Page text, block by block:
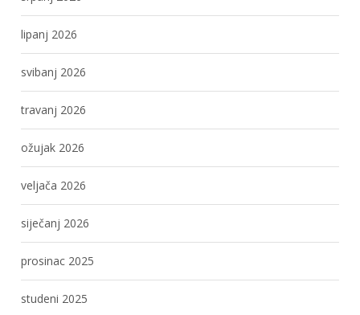
lipanj 2026
svibanj 2026
travanj 2026
ožujak 2026
veljača 2026
siječanj 2026
prosinac 2025
studeni 2025